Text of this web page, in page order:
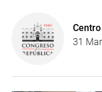
31